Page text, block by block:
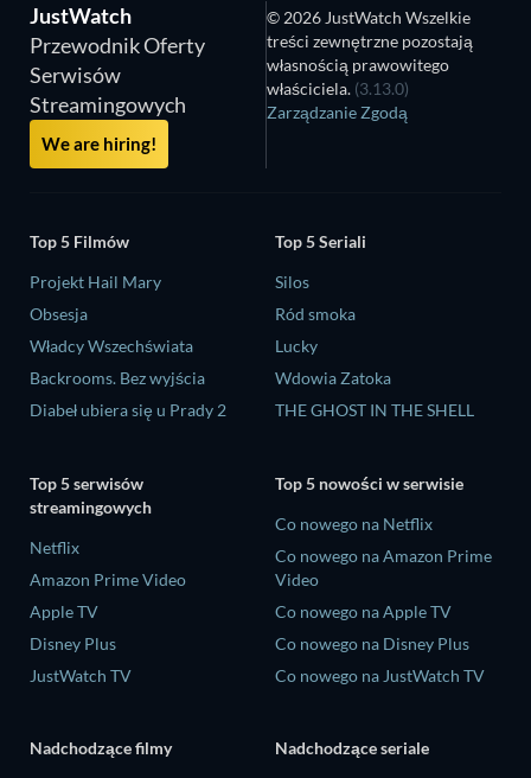
JustWatch
Przewodnik Oferty
Serwisów
Streamingowych
We are hiring!
© 2026 JustWatch Wszelkie
treści zewnętrzne pozostają
własnością prawowitego
właściciela. (3.13.0)
Zarządzanie Zgodą
Top 5 Filmów
Projekt Hail Mary
Obsesja
Władcy Wszechświata
Backrooms. Bez wyjścia
Diabeł ubiera się u Prady 2
Top 5 Seriali
Silos
Ród smoka
Lucky
Wdowia Zatoka
THE GHOST IN THE SHELL
Top 5 serwisów
streamingowych
Netflix
Amazon Prime Video
Apple TV
Disney Plus
JustWatch TV
Top 5 nowości w serwisie
Co nowego na Netflix
Co nowego na Amazon Prime
Video
Co nowego na Apple TV
Co nowego na Disney Plus
Co nowego na JustWatch TV
Nadchodzące filmy Nadchodzące seriale